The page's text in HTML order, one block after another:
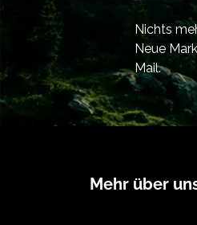
Nichts
Neue
Mail.
Mehr über